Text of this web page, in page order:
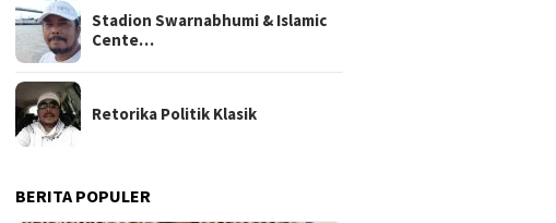
Stadion Swarnabhumi & Islamic
Cente…
Retorika Politik Klasik
BERITA POPULER